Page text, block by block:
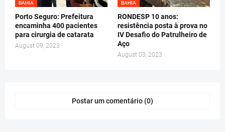
BAHIA
Porto Seguro: Prefeitura
encaminha 400 pacientes
para cirurgia de catarata
August 09, 2023
BAHIA
RONDESP 10 anos:
resistência posta à prova no
IV Desafio do Patrulheiro de
Aço
August 03, 2023
Postar um comentário (0)